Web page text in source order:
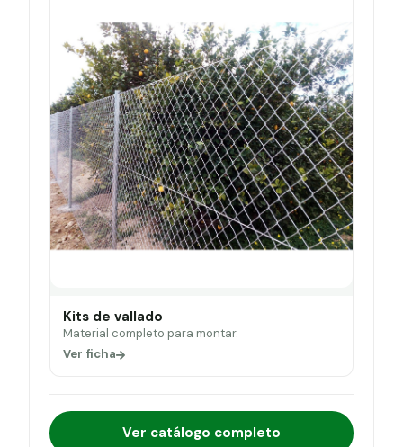
Kits de vallado
Material completo para montar.
Ver ficha
Ver catálogo completo